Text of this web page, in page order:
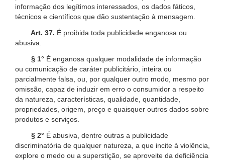
informação dos legítimos interessados, os dados fáticos,
técnicos e científicos que dão sustentação à mensagem.
Art. 37. É proibida toda publicidade enganosa ou
abusiva.
§ 1° É enganosa qualquer modalidade de informação
ou comunicação de caráter publicitário, inteira ou
parcialmente falsa, ou, por qualquer outro modo, mesmo por
omissão, capaz de induzir em erro o consumidor a respeito
da natureza, características, qualidade, quantidade,
propriedades, origem, preço e quaisquer outros dados sobre
produtos e serviços.
§ 2° É abusiva, dentre outras a publicidade
discriminatória de qualquer natureza, a que incite à violência,
explore o medo ou a superstição, se aproveite da deficiência